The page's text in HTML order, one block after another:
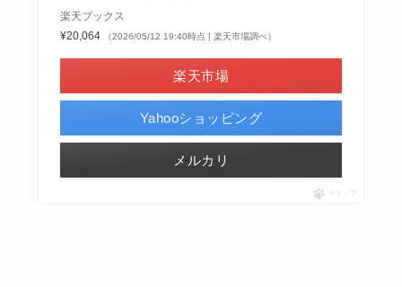
楽天ブックス
¥20,064
（2026/05/12 19:40時点 | 楽天市場調べ）
楽天市場
Yahooショッピング
メルカリ
ポチップ